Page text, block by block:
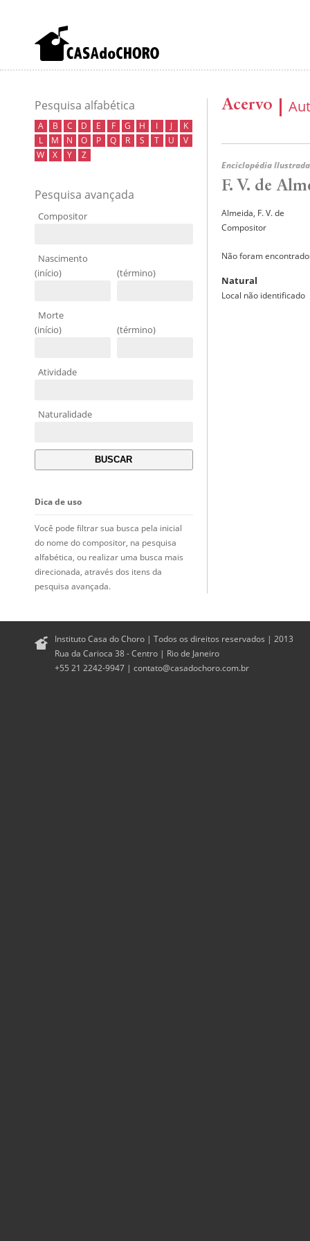
Pesquisa alfabética
A B C D E F G H I J
K
L
M N O P Q R S T U
V
W
X Y Z
Pesquisa avançada
Compositor
Nascimento
(início)
(término)
Morte
(início)
(término)
Atividade
Naturalidade
Dica de uso
Você pode filtrar sua busca pela inicial
do nome do compositor, na pesquisa
alfabética, ou realizar uma busca mais
direcionada, através dos itens da
pesquisa avançada.
Acervo
Enciclopédia Ilustrada
F. V. de
Almeida, F. V. de
Compositor
Não foram
Natural
Local não identificado
Instituto Casa do Choro | Todos os direitos reservados | 2013
Rua da Carioca 38 - Centro | Rio de Janeiro
+55 21 2242-9947 | contato@casadochoro.com.br